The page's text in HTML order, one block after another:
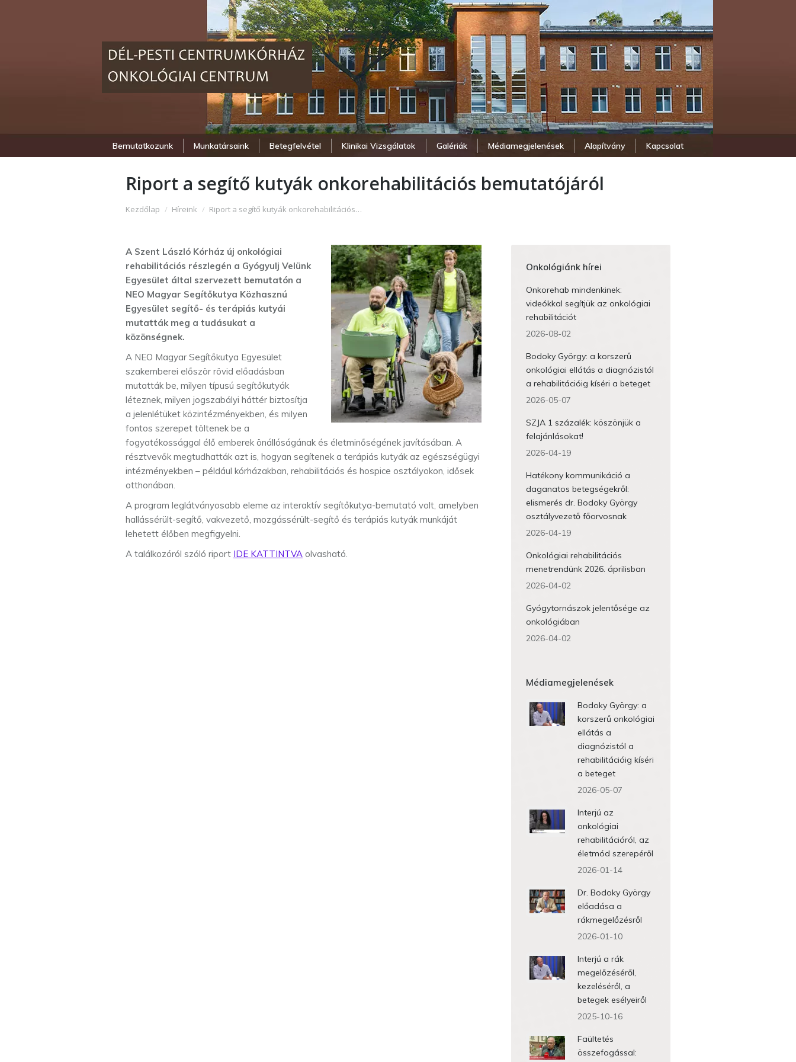
Bemutatkozunk Munkatársaink Betegfelvétel Klinikai Vizsgálatok Galériák Médiamegjelenések Alapítvány Kapcsolat
Riport a segítő kutyák onkorehabilitációs bemutatójáról
Itt vagy:
Kezdőlap Híreink Riport a segítő kutyák onkorehabilitációs…
A Szent László Kórház új onkológiai
rehabilitációs részlegén a Gyógyulj Velünk
Egyesület által szervezett bemutatón a
NEO Magyar Segítőkutya Közhasznú
Egyesület segítő- és terápiás kutyái
mutatták meg a tudásukat a
közönségnek.
A NEO Magyar Segítőkutya Egyesület
szakemberei először rövid előadásban
mutatták be, milyen típusú segítőkutyák
léteznek, milyen jogszabályi háttér biztosítja
a jelenlétüket közintézményekben, és milyen
fontos szerepet töltenek be a
fogyatékossággal élő emberek önállóságának és életminőségének javításában. A
résztvevők megtudhatták azt is, hogyan segítenek a terápiás kutyák az egészségügyi
intézményekben – például kórházakban, rehabilitációs és hospice osztályokon, idősek
otthonában.
A program leglátványosabb eleme az interaktív segítőkutya-bemutató volt, amelyben
hallássérült-segítő, vakvezető, mozgássérült-segítő és terápiás kutyák munkáját
lehetett élőben megfigyelni.
A találkozóról szóló riport IDE KATTINTVA olvasható.
Onkológiánk hírei
Onkorehab mindenkinek:
videókkal segítjük az onkológiai
rehabilitációt
2026-08-02
Bodoky György: a korszerű
onkológiai ellátás a diagnózistól
a rehabilitációig kíséri a beteget
2026-05-07
SZJA 1 százalék: köszönjük a
felajánlásokat!
2026-04-19
Hatékony kommunikáció a
daganatos betegségekről:
elismerés dr. Bodoky György
osztályvezető főorvosnak
2026-04-19
Onkológiai rehabilitációs
menetrendünk 2026. áprilisban
2026-04-02
Gyógytornászok jelentősége az
onkológiában
2026-04-02
Médiamegjelenések
Bodoky György: a
korszerű onkológiai
ellátás a
diagnózistól a
rehabilitációig kíséri
a beteget
2026-05-07
Interjú az
onkológiai
rehabilitációról, az
életmód szerepéről
2026-01-14
Dr. Bodoky György
előadása a
rákmegelőzésről
2026-01-10
Interjú a rák
megelőzéséről,
kezeléséről, a
betegek esélyeiről
2025-10-16
Faültetés
összefogással: